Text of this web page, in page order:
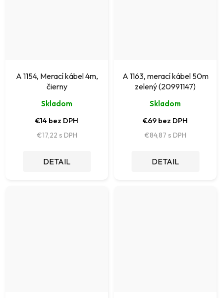
A 1154, Merací kábel 4m,
čierny
Skladom
€14 bez DPH
€17,22
DETAIL
A 1163, merací kábel 50m
zelený (20991147)
Skladom
€69 bez DPH
€84,87
DETAIL